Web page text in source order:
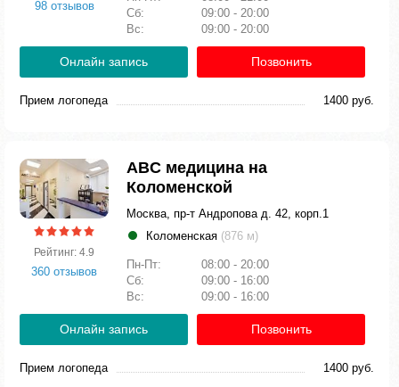
98 отзывов
Сб:
09:00 - 20:00
Вс:
09:00 - 20:00
Онлайн запись Позвонить
Прием логопеда 1400 руб.
Рейтинг: 4.9
360 отзывов
ABC медицина на
Коломенской
Москва, пр-т Андропова д. 42, корп.1
Коломенская (876 м)
Пн-Пт:
08:00 - 20:00
Сб:
09:00 - 16:00
Вс:
09:00 - 16:00
Онлайн запись Позвонить
Прием логопеда 1400 руб.